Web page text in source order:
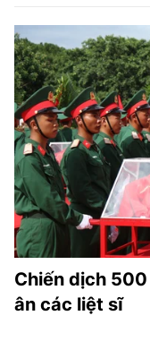
Chiến dịch
ân các liệt sĩ